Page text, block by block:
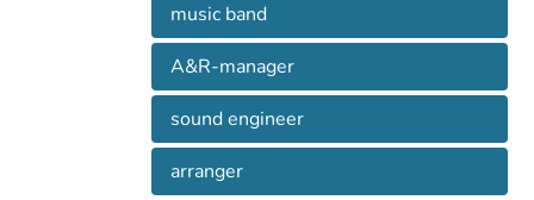
music band
A&R-manager
sound engineer
arranger